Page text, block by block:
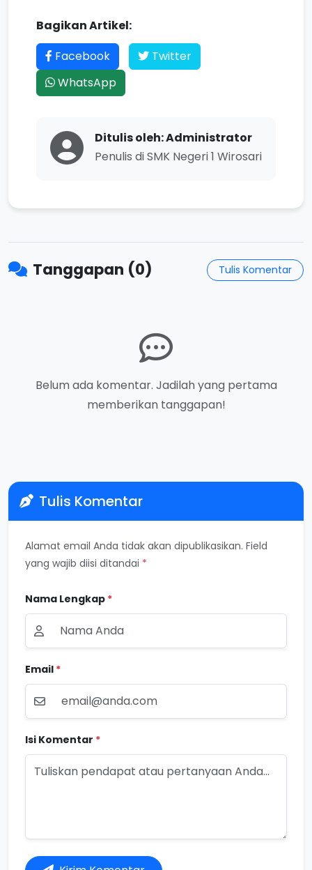
Bagikan Artikel:
Facebook
Twitter
WhatsApp
Ditulis oleh: Administrator
Penulis di SMK Negeri 1 Wirosari
Tanggapan (0) Tulis Komentar
Belum ada komentar. Jadilah yang pertama
memberikan tanggapan!
Tulis Komentar
Alamat email Anda tidak akan dipublikasikan. Field
yang wajib diisi ditandai *
Nama Lengkap *
Email *
Isi Komentar *